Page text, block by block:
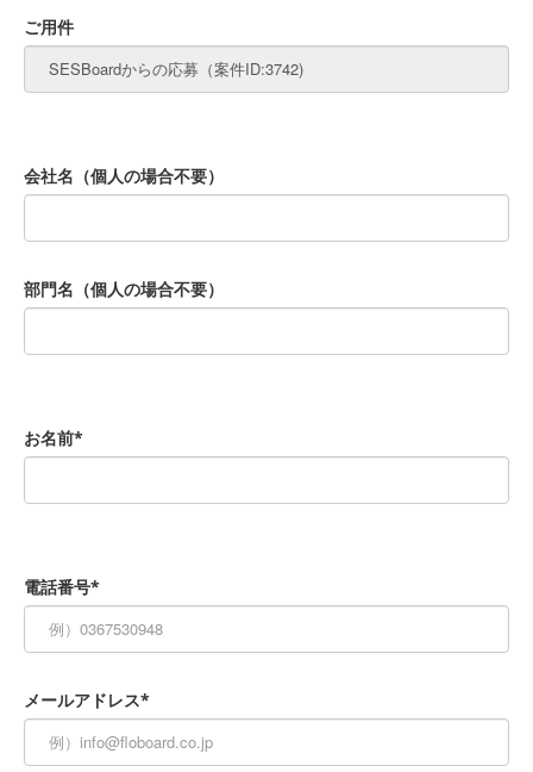
ご用件
会社名（個人の場合不要）
部門名（個人の場合不要）
お名前*
電話番号*
メールアドレス*